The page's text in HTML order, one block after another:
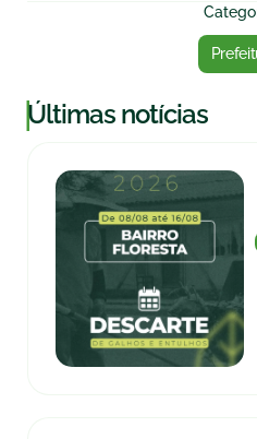
|Últimas notícias